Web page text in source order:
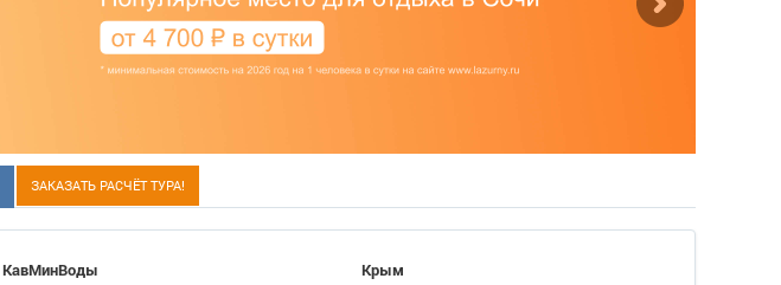
ЗАКАЗАТЬ РАСЧЁТ ТУРА!
КавМинВоды
Крым